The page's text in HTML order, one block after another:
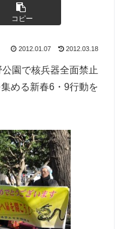
コピー
2012.01.07 2012.03.18
園で核兵器全面禁止
める新春6・9行動を